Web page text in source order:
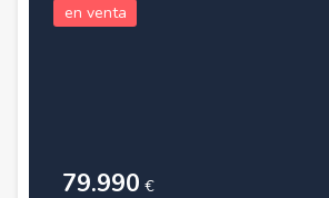
en venta
79.990 €